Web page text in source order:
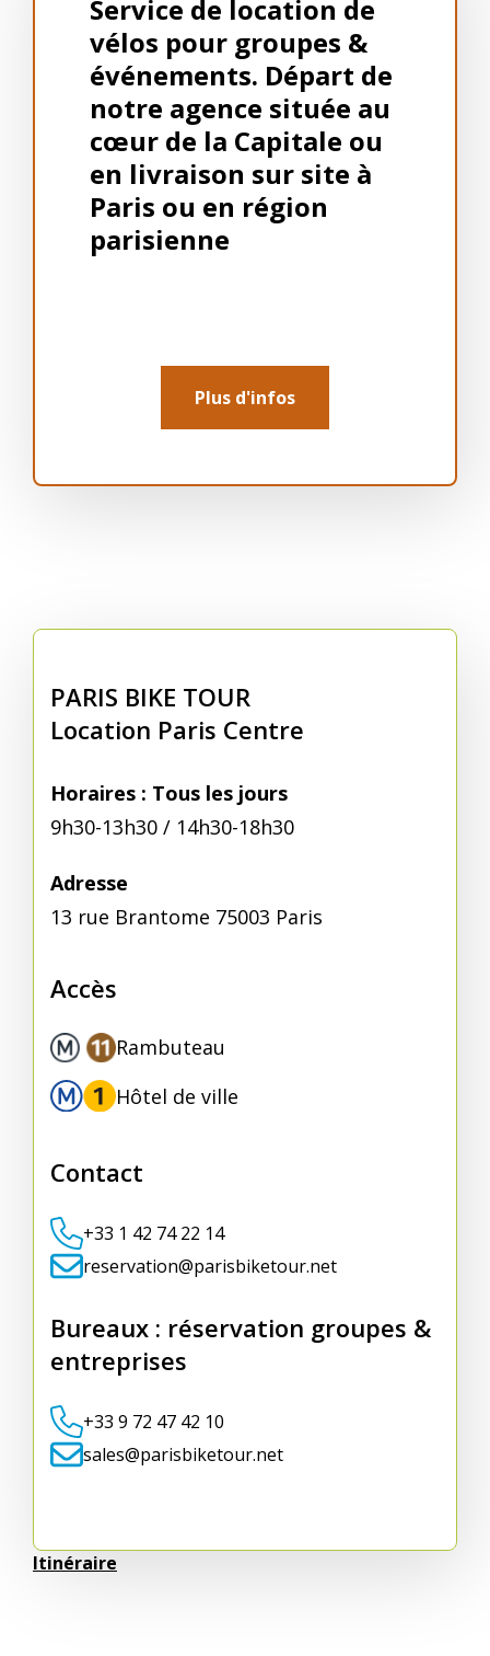
Service de location de
vélos pour groupes &
événements. Départ de
notre agence située au
cœur de la Capitale ou
en livraison sur site à
Paris ou en région
parisienne
Plus d'infos
PARIS BIKE TOUR
Location Paris Centre
Horaires : Tous les jours
9h30-13h30 / 14h30-18h30
Adresse
13 rue Brantome 75003 Paris
Accès
Rambuteau
Hôtel de ville
Contact
+33 1 42 74 22 14
reservation@parisbiketour.net
Bureaux : réservation groupes &
entreprises
+33 9 72 47 42 10
sales@parisbiketour.net
Itinéraire